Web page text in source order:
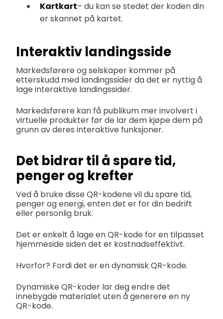
Kartkart– du kan se stedet der koden din
er skannet på kartet.
Interaktiv landingsside
Markedsførere og selskaper kommer på
etterskudd med landingssider da det er nyttig å
lage interaktive landingssider.
Markedsførere kan få publikum mer involvert i
virtuelle produkter før de lar dem kjøpe dem på
grunn av deres interaktive funksjoner.
Det bidrar til å spare tid,
penger og krefter
Ved å bruke disse QR-kodene vil du spare tid,
penger og energi, enten det er for din bedrift
eller personlig bruk.
Det er enkelt å lage en QR-kode for en tilpasset
hjemmeside siden det er kostnadseffektivt.
Hvorfor? Fordi det er en dynamisk QR-kode.
Dynamiske QR-koder lar deg endre det
innebygde materialet uten å generere en ny
QR-kode.